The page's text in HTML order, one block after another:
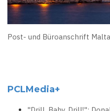
Post- und Büroanschrift
PCLMedia+